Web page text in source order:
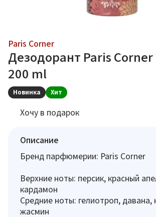
Paris Corner
Дезодорант Paris Corner
200 ml
Новинка Хит
Хочу в подарок
Описание
Бренд парфюмерии: Paris Corner
Верхние ноты: персик, красный
кардамон
Средние ноты: гелиотроп, давана,
жасмин